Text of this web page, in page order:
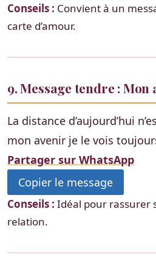
Conseils : Convient à un
carte d’amour.
9. Message tendre : Mon
La distance d’aujourd’hui
mon avenir je le vois
Partager sur WhatsApp
Copier le message
Conseils : Idéal pour rassurer
relation.